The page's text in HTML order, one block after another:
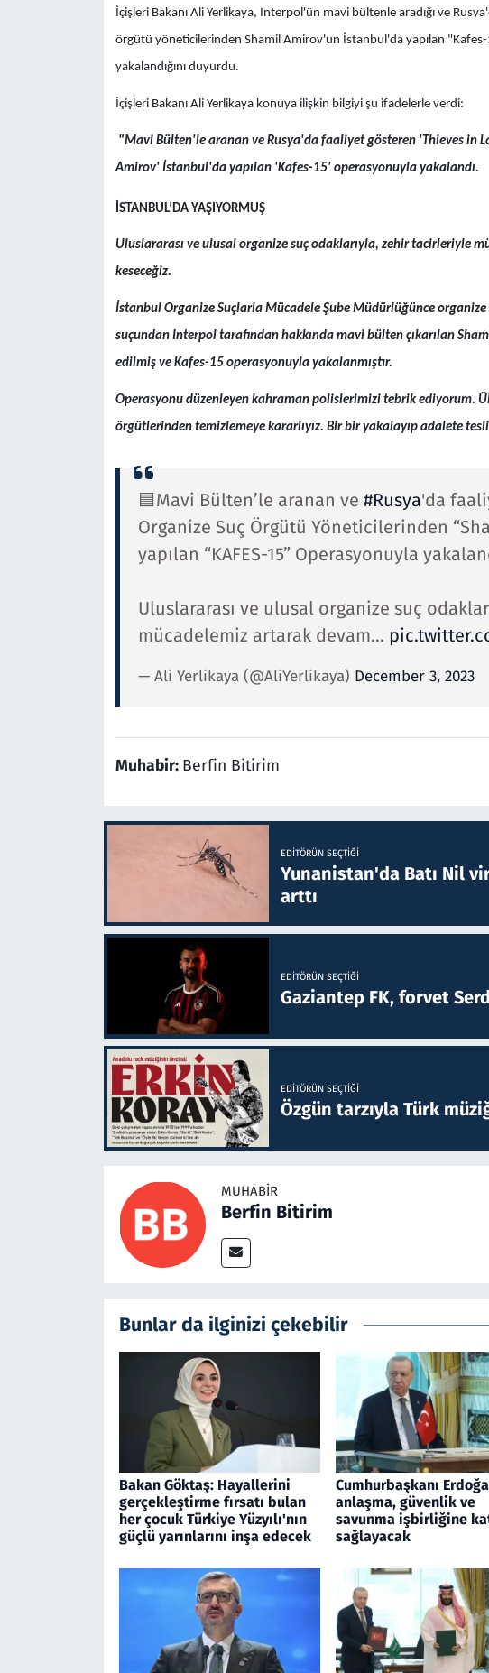
İçişleri Bakanı Ali Yerlikaya, Interpol'ün mavi bültenle aradığı ve
örgütü yöneticilerinden Shamil Amirov'un İstanbul'da yapılan "Kafes-
yakalandığını duyurdu.
İçişleri Bakanı Ali Yerlikaya konuya ilişkin bilgiyi şu ifadelerle verdi:
"Mavi Bülten'le aranan ve Rusya'da faaliyet gösteren 'Thieves in
Amirov' İstanbul'da yapılan 'Kafes-15' operasyonuyla yakalandı.
İSTANBUL’DA YAŞIYORMUŞ
Uluslararası ve ulusal organize suç odaklarıyla, zehir tacirleriyle
keseceğiz.
İstanbul Organize Suçlarla Mücadele Şube Müdürlüğünce organize
suçundan Interpol tarafından hakkında mavi bülten çıkarılan
edilmiş ve Kafes-15 operasyonuyla yakalanmıştır.
Operasyonu düzenleyen kahraman polislerimizi tebrik ediyorum.
örgütlerinden temizlemeye kararlıyız. Bir bir yakalayıp adalete
🟦Mavi Bülten’le aranan ve #Rusya'da
Organize Suç Örgütü Yöneticilerinden
yapılan “KAFES-15” Operasyonuyla
Uluslararası ve ulusal organize suç
mücadelemiz artarak devam…
— Ali Yerlikaya (@AliYerlikaya) December 3, 2023
Muhabir: Berfin Bitirim
EDITÖRÜN SEÇTIĞI
Yunanistan'da Batı Nil
arttı
EDITÖRÜN SEÇTIĞI
Gaziantep FK, forvet
EDITÖRÜN SEÇTIĞI
Özgün tarzıyla Türk
MUHABIR
Berfin Bitirim
Bunlar da ilginizi çekebilir
Bakan Göktaş: Hayallerini
gerçekleştirme fırsatı bulan
her çocuk Türkiye Yüzyılı'nın
güçlü yarınlarını inşa edecek
Cumhurbaşkanı
anlaşma, güvenlik ve
savunma işbirliğine
sağlayacak